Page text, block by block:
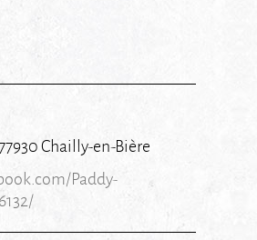
Chailly-en-Bière
Paddy-